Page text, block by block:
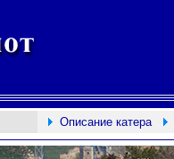
Описание катера